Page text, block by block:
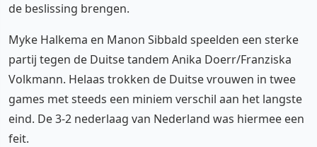
de beslissing brengen.
Myke Halkema en Manon Sibbald speelden een sterke
partij tegen de Duitse tandem Anika Doerr/Franziska
Volkmann. Helaas trokken de Duitse vrouwen in twee
games met steeds een miniem verschil aan het langste
eind. De 3-2 nederlaag van Nederland was hiermee een
feit.